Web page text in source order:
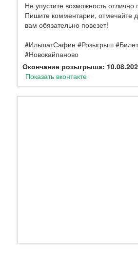
Не упустите возможность отлично
Пишите комментарии, отмечайте
вам обязательно повезет!
#ИльшатСафин #Розыгрыш
#Новокайпаново
Окончание розыгрыша:
Показать вконтакте